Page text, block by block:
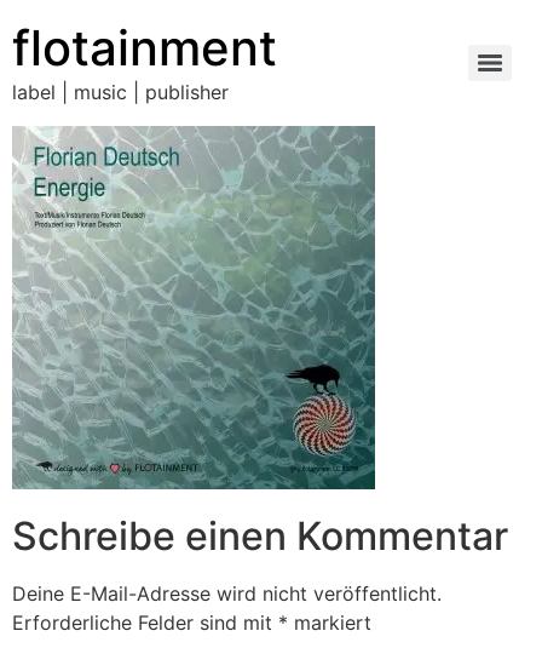
flotainment
label | music | publisher
Schreibe einen Kommentar
Deine E-Mail-Adresse wird nicht veröffentlicht.
Erforderliche Felder sind mit * markiert